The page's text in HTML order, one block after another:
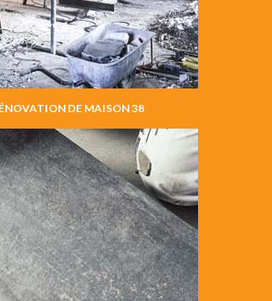
DE MAISON 38